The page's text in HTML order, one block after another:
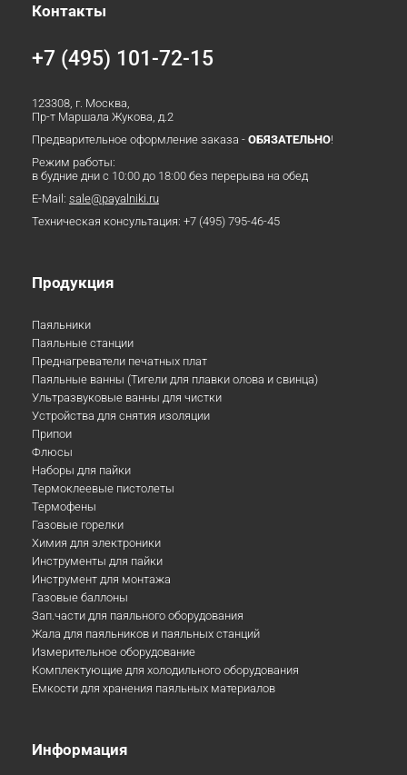
Контакты
+7 (495) 101-72-15
123308, г. Москва,
Пр-т Маршала Жукова, д.2
Предварительное оформление заказа - ОБЯЗАТЕЛЬНО!
Режим работы:
в будние дни с 10:00 до 18:00 без перерыва на обед
E-Mail: sale@payalniki.ru
Техническая консультация: +7 (495) 795-46-45
Продукция
Паяльники
Паяльные станции
Преднагреватели печатных плат
Паяльные ванны (Тигели для плавки олова и свинца)
Ультразвуковые ванны для чистки
Устройства для снятия изоляции
Припои
Флюсы
Наборы для пайки
Термоклеевые пистолеты
Термофены
Газовые горелки
Химия для электроники
Инструменты для пайки
Инструмент для монтажа
Газовые баллоны
Зап.части для паяльного оборудования
Жала для паяльников и паяльных станций
Измерительное оборудование
Комплектующие для холодильного оборудования
Емкости для хранения паяльных материалов
Информация